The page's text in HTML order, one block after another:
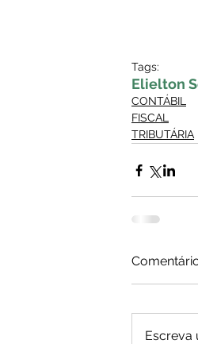
Tags:
Elielton
CONTÁBIL
FISCAL
TRIBUTÁRIA
Escreva